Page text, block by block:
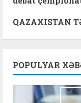
QAZAXISTAN
POPULYAR